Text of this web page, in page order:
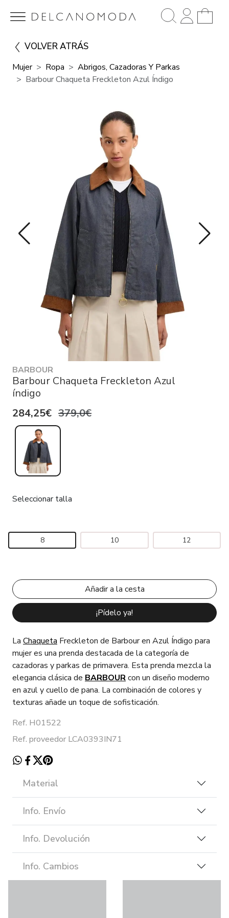
VOLVER ATRÁS
Mujer Ropa
Abrigos, Cazadoras Y Parkas
Barbour Chaqueta Freckleton Azul Índigo
BARBOUR
Barbour Chaqueta Freckleton Azul
índigo
284,25€ 379,0€
Seleccionar talla
8 10 12
¡Pídelo ya!
La Chaqueta Freckleton de Barbour en Azul Índigo para
mujer es una prenda destacada de la categoría de
cazadoras y parkas de primavera. Esta prenda mezcla la
elegancia clásica de BARBOURcon un diseño moderno
en azul y cuello de pana. La combinación de colores y
texturas añade un toque de sofisticación.
Ref. H01522
Ref. proveedor LCA0393IN71
Material
Info. Envío
Info. Devolución
Info. Cambios